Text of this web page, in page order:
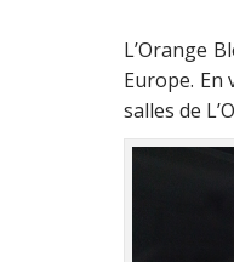
L’Orange
Europe. En
salles de